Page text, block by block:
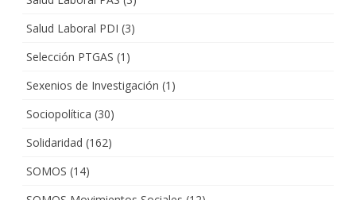
Salud Laboral PDI (3)
Selección PTGAS (1)
Sexenios de Investigación (1)
Sociopolítica (30)
Solidaridad (162)
SOMOS (14)